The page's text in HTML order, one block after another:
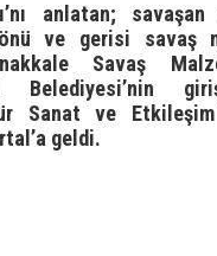
anlatan;
ve gerisi savaş
Savaş
Belediyesi’nin
Sanat ve Etkileşim
geldi.